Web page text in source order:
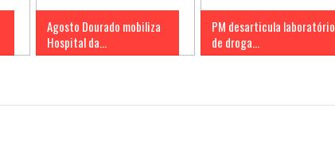
Agosto Dourado mobiliza
Hospital da...
PM desarticula laboratório
de droga...